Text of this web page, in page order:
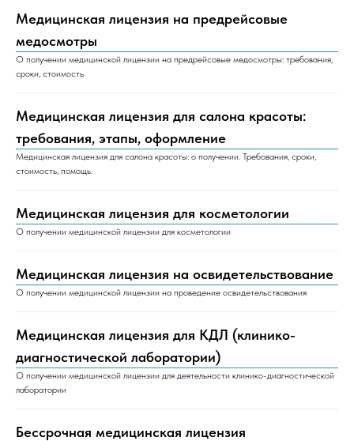
Медицинская лицензия на предрейсовые
медосмотры
О получении медицинской лицензии на предрейсовые медосмотры: требования,
сроки, стоимость
Медицинская лицензия для салона красоты:
требования, этапы, оформление
Медицинская лицензия для салона красоты: о получении. Требования, сроки,
стоимость, помощь.
Медицинская лицензия для косметологии
О получении медицинской лицензии для косметологии
Медицинская лицензия на освидетельствование
О получении медицинской лицензии на проведение освидетельствования
Медицинская лицензия для КДЛ (клинико-
диагностической лаборатории)
О получении медицинской лицензии для деятельности клинико-диагностической
лаборатории
Бессрочная медицинская лицензия